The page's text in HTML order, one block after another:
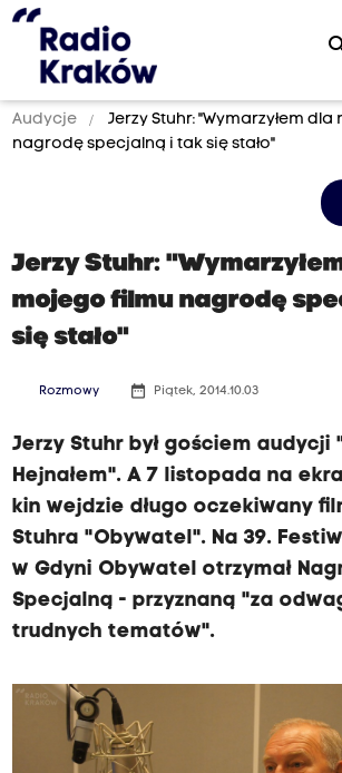
Audycje
Jerzy Stuhr: "Wymarzyłem
nagrodę specjalną i tak się stało"
Jerzy Stuhr:
mojego filmu nagrodę
się stało"
Rozmowy date_range Piątek, 2014.10.03
Jerzy Stuhr był gościem audycji
Hejnałem". A 7 listopada na
kin wejdzie długo oczekiwany
Stuhra "Obywatel". Na 39.
w Gdyni Obywatel otrzymał
Specjalną - przyznaną "za
trudnych tematów".